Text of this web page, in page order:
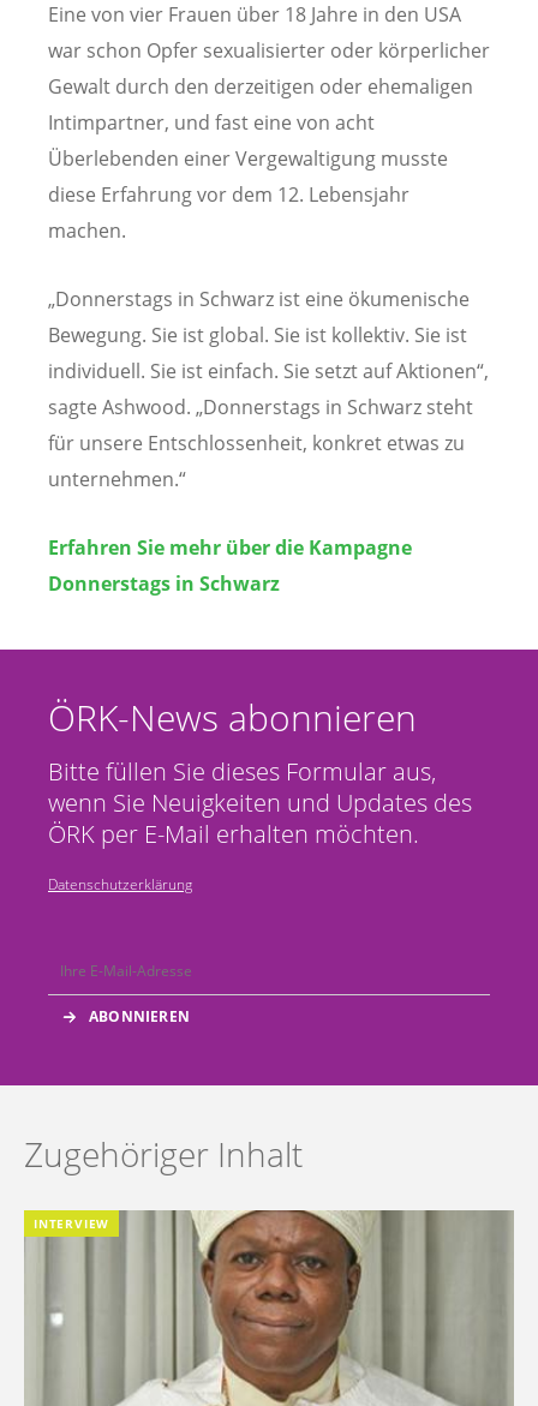
Eine von vier Frauen über 18 Jahre in den USA
war schon Opfer sexualisierter oder körperlicher
Gewalt durch den derzeitigen oder ehemaligen
Intimpartner, und fast eine von acht
Überlebenden einer Vergewaltigung musste
diese Erfahrung vor dem 12. Lebensjahr
machen.
„Donnerstags in Schwarz ist eine ökumenische
Bewegung. Sie ist global. Sie ist kollektiv. Sie ist
individuell. Sie ist einfach. Sie setzt auf Aktionen“,
sagte Ashwood. „Donnerstags in Schwarz steht
für unsere Entschlossenheit, konkret etwas zu
unternehmen.“
Erfahren Sie mehr über die Kampagne
Donnerstags in Schwarz
ÖRK-News abonnieren
Bitte füllen Sie dieses Formular aus,
wenn Sie Neuigkeiten und Updates des
ÖRK per E-Mail erhalten möchten.
Datenschutzerklärung
Zugehöriger Inhalt
INTERVIEW